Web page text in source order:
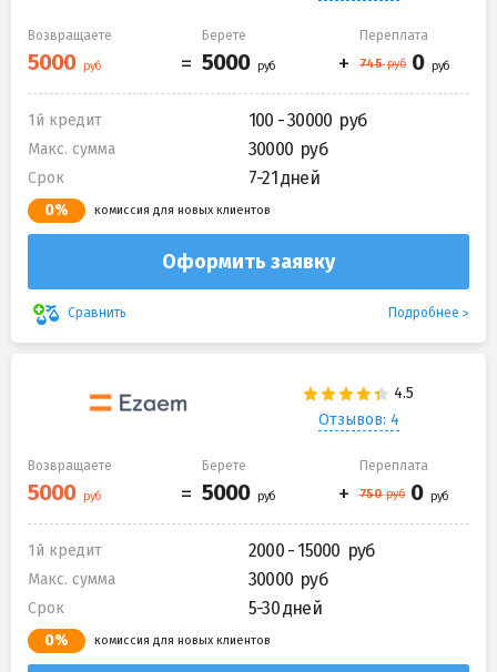
Возвращаете Берете Переплата
1й кредит 100 - 30000
Макс. сумма 30000
Срок 7-21 дней
0% комиссия для новых клиентов
Оформить заявку
Сравнить Подробнее
Отзывов: 4
Возвращаете Берете Переплата
1й кредит 2000 - 15000
Макс. сумма 30000
Срок 5-30 дней
0% комиссия для новых клиентов